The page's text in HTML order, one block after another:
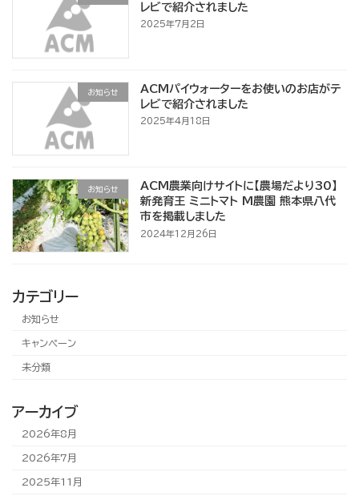
レビで紹介されました
2025年7月2日
お知らせ
ACMパイウォーターをお使いのお店がテ
レビで紹介されました
2025年4月18日
お知らせ
ACM農業向けサイトに【農場だより30】
新発育王 ミニトマト M農園 熊本県八代
市を掲載しました
2024年12月26日
カテゴリー
お知らせ
キャンペーン
未分類
アーカイブ
2026年8月
2026年7月
2025年11月